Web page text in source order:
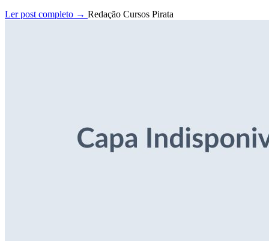
Ler post completo → Redação Cursos Pirata